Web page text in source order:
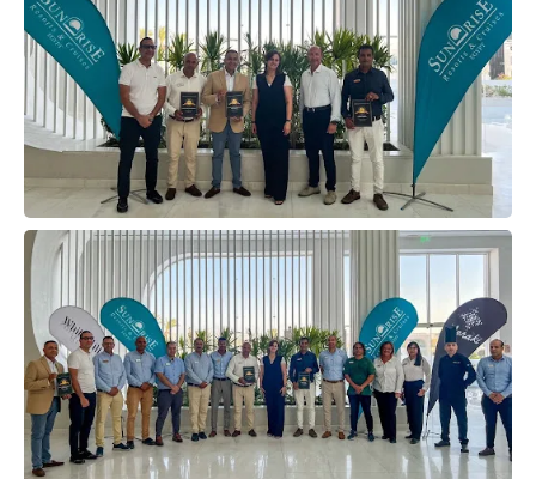
حوادث وقضايا
خدمات
الصحه والجمال
فن المطبخ
مقالات